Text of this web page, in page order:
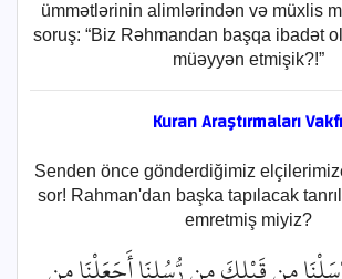
ümmətlərinin alimlərindən və müxlis
soruş: “Biz Rəhmandan başqa ibadət
müəyyən etmişik?!”
Kuran Araştırmaları Vakfı
Senden önce gönderdiğimiz
sor! Rahman'dan başka tapılacak
emretmiş miyiz?